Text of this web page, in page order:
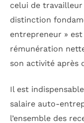
celui de
distinction
entrepreneur »
rémunération
son activité après
Il est
salaire auto-
l’ensemble des